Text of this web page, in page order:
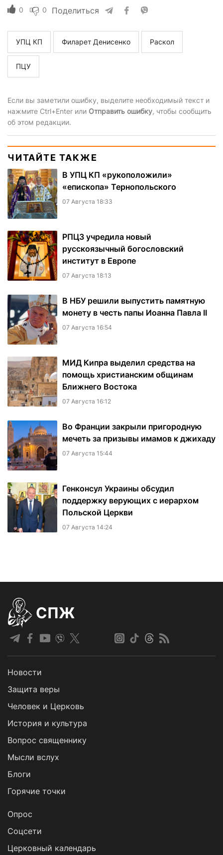
0 0 Поделиться
УПЦ КП Филарет Денисенко Раскол
ПЦУ
Если вы заметили ошибку, выделите необходимый текст и
нажмите Ctrl+Enter или Отправить ошибку, чтобы сообщить
об этом редакции.
ЧИТАЙТЕ ТАКЖЕ
В УПЦ КП «рукоположили»
«епископа» Тернопольского
07 Августа 18:33
РПЦЗ учредила новый
русскоязычный богословский
институт в Европе
07 Августа 18:13
В НБУ решили выпустить памятную
монету в честь папы Иоанна Павла II
07 Августа 16:54
МИД Кипра выделил средства на
помощь христианским общинам
Ближнего Востока
07 Августа 16:12
Во Франции закрыли пригородную
мечеть за призывы имамов к джихаду
07 Августа 15:44
Генконсул Украины обсудил
поддержку верующих с иерархом
Польской Церкви
07 Августа 14:24
СПЖ
Новости
Защита веры
Человек и Церковь
История и культура
Вопрос священнику
Мысли вслух
Блоги
Горячие точки
Опрос
Cоцсети
Церковный календарь